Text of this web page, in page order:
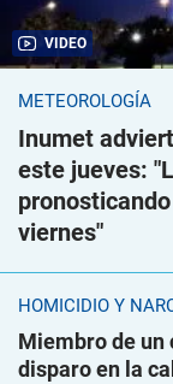
VIDEO
METEOROLOGÍA
Inumet
este jueves:
viernes"
HOMICIDIO Y
Miembro de un
disparo en la